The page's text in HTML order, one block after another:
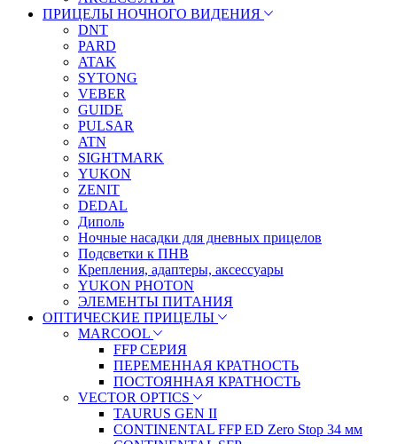
ПРИЦЕЛЫ НОЧНОГО ВИДЕНИЯ
DNT
PARD
ATAK
SYTONG
VEBER
GUIDE
PULSAR
ATN
SIGHTMARK
YUKON
ZENIT
DEDAL
Диполь
Ночные насадки для дневных прицелов
Подсветки к ПНВ
Крепления, адаптеры, аксессуары
YUKON PHOTON
ЭЛЕМЕНТЫ ПИТАНИЯ
ОПТИЧЕСКИЕ ПРИЦЕЛЫ
MARCOOL
FFP СЕРИЯ
ПЕРЕМЕННАЯ КРАТНОСТЬ
ПОСТОЯННАЯ КРАТНОСТЬ
VECTOR OPTICS
TAURUS GEN II
CONTINENTAL FFP ED Zero Stop 34 мм